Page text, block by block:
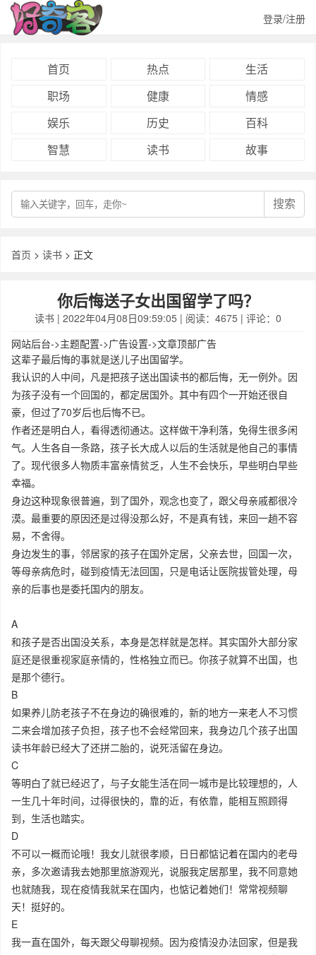
登录/注册
首页 热点
生活
职场
健康
情感
娱乐
历史
百科
智慧
读书 故事
搜索
首页 > 读书 > 正文
你后悔送子女出国留学了吗？
读书 | 2022年04月08日09:59:05 | 阅读：4675 | 评论：0
网站后台->主题配置->广告设置->文章顶部广告
这辈子最后悔的事就是送儿子出国留学。
我认识的人中间，凡是把孩子送出国读书的都后悔，无一例外。因
为孩子没有一个回国的，都定居国外。其中有四个一开始还很自
豪，但过了70岁后也后悔不已。
作者还是明白人，看得透彻通达。这样做干净利落，免得生很多闲
气。人生各自一条路，孩子长大成人以后的生活就是他自己的事情
了。现代很多人物质丰富亲情贫乏，人生不会快乐，早些明白早些
幸福。
身边这种现象很普遍，到了国外，观念也变了，跟父母亲戚都很冷
漠。最重要的原因还是过得没那么好，不是真有钱，来回一趟不容
易，不舍得。
身边发生的事，邻居家的孩子在国外定居，父亲去世，回国一次，
等母亲病危时，碰到疫情无法回国，只是电话让医院拔管处理，母
亲的后事也是委托国内的朋友。
A
和孩子是否出国没关系，本身是怎样就是怎样。其实国外大部分家
庭还是很重视家庭亲情的，性格独立而已。你孩子就算不出国，也
是那个德行。
B
如果养儿防老孩子不在身边的确很难的，新的地方一来老人不习惯
二来会增加孩子负担，孩子也不会经常回来，我身边几个孩子出国
读书年龄已经大了还拼二胎的，说死活留在身边。
C
等明白了就已经迟了，与子女能生活在同一城市是比较理想的，人
一生几十年时间，过得很快的，靠的近，有依靠，能相互照顾得
到，生活也踏实。
D
不可以一概而论哦！我女儿就很孝顺，日日都惦记着在国内的老母
亲，多次邀请我去她那里旅游观光，说服我定居那里，我不同意她
也就随我，现在疫情我就呆在国内，也惦记着她们！常常视频聊
天！挺好的。
E
我一直在国外，每天跟父母聊视频。因为疫情没办法回家，但是我